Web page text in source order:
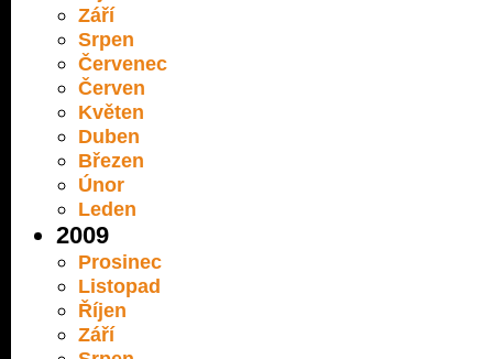
Září
Srpen
Červenec
Červen
Květen
Duben
Březen
Únor
Leden
2009
Prosinec
Listopad
Říjen
Září